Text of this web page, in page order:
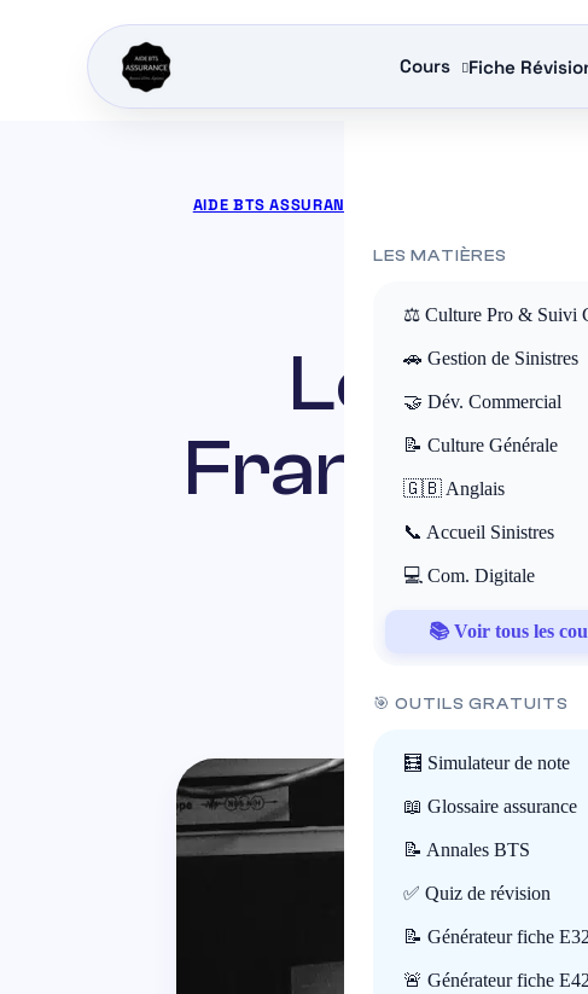
Cours Fiche
LES MATIÈRES
⚖️ Culture Pro & Suivi
🚗 Gestion de Sinistres
🤝 Dév. Commercial
📝 Culture Générale
🇬🇧 Anglais
📞 Accueil Sinistres
💻 Com. Digitale
📚 Voir tous les
🎯 OUTILS GRATUITS
🧮 Simulateur de note
📖 Glossaire assurance
📝 Annales BTS
✅ Quiz de révision
📝 Générateur fiche E32
🚨 Générateur fiche E42
AIDE BTS ASSURANCE COURS BTS
Le prix
France :